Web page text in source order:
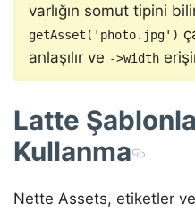
varlığın somut tipini
getAsset('photo.jpg')
anlaşılır ve ->width
Latte
Kullanma
Nette Assets, etiketler